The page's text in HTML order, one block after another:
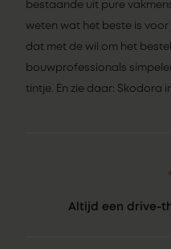
bestaande uit pure
weten wat het beste is voor
dat met de wil om het
bouwprofessionals
tintje. En zie daar: Skodora
Altijd een drive-